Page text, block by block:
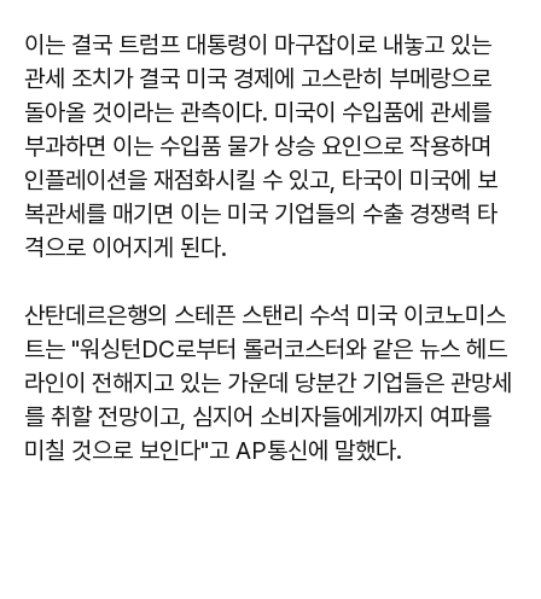
이는 결국 트럼프 대통령이 마구잡이로 내놓고 있는
관세 조치가 결국 미국 경제에 고스란히 부메랑으로
돌아올 것이라는 관측이다. 미국이 수입품에 관세를
부과하면 이는 수입품 물가 상승 요인으로 작용하며
인플레이션을 재점화시킬 수 있고, 타국이 미국에 보
복관세를 매기면 이는 미국 기업들의 수출 경쟁력 타
격으로 이어지게 된다.
산탄데르은행의 스테픈 스탠리 수석 미국 이코노미스
트는 "워싱턴DC로부터 롤러코스터와 같은 뉴스 헤드
라인이 전해지고 있는 가운데 당분간 기업들은 관망세
를 취할 전망이고, 심지어 소비자들에게까지 여파를
미칠 것으로 보인다"고 AP통신에 말했다.